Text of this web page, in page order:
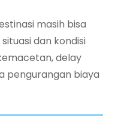
masih bisa
dan kondisi
delay
pengurangan biaya